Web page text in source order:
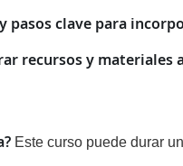
pasos clave para
recursos y materiales
Este curso puede durar